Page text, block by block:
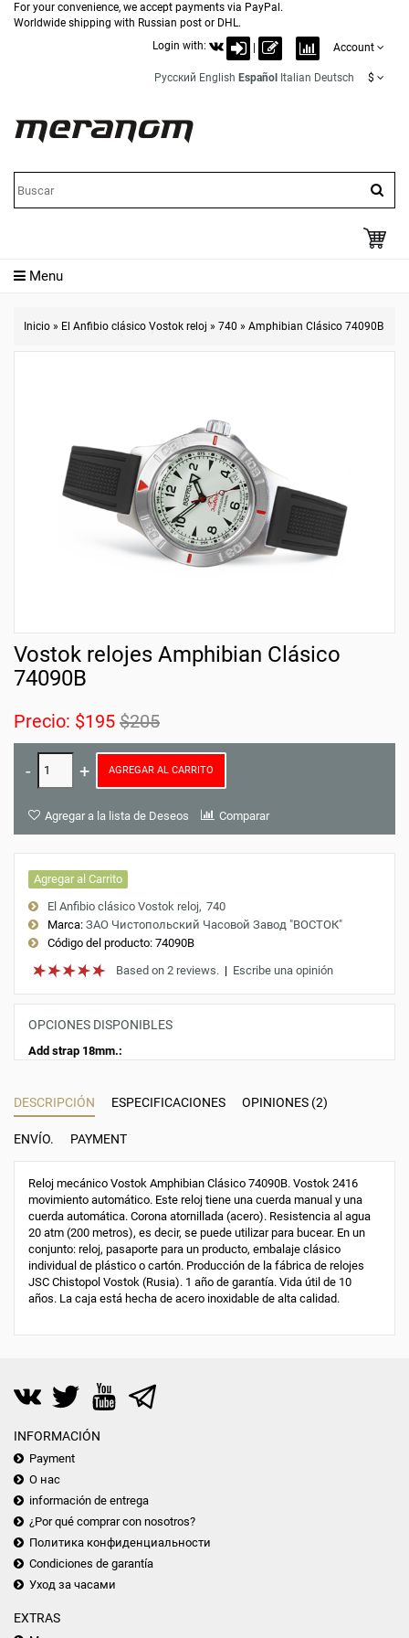
For your convenience, we accept payments via PayPal.
Worldwide shipping with Russian post or DHL.
Login with:
Account
Русский English Español Italian Deutsch $
Menu
Inicio » El Anfibio clásico Vostok reloj » 740 » Amphibian Clásico 74090B
Vostok relojes Amphibian Clásico
74090B
Precio: $195 $205
AGREGAR AL CARRITO
Agregar a la lista de Deseos Comparar
Agregar al Carrito
El Anfibio clásico Vostok reloj 740
Marca: ЗАО Чистопольский Часовой Завод "ВОСТОК"
Código del producto: 74090B
Based on 2 reviews. | Escribe una opinión
OPCIONES DISPONIBLES
Add strap 18mm.:
DESCRIPCIÓN ESPECIFICACIONES OPINIONES (2)
ENVÍO. PAYMENT
Reloj mecánico Vostok Amphibian Clásico 74090B. Vostok 2416
movimiento automático. Este reloj tiene una cuerda manual y una
cuerda automática. Corona atornillada (acero). Resistencia al agua
20 atm (200 metros), es decir, se puede utilizar para bucear. En un
conjunto: reloj, pasaporte para un producto, embalaje clásico
individual de plástico o cartón. Producción de la fábrica de relojes
JSC Chistopol Vostok (Rusia). 1 año de garantía. Vida útil de 10
años. La caja está hecha de acero inoxidable de alta calidad.
INFORMACIÓN
Payment
О нас
información de entrega
¿Por qué comprar con nosotros?
Политика конфиденциальности
Condiciones de garantía
Уход за часами
EXTRAS